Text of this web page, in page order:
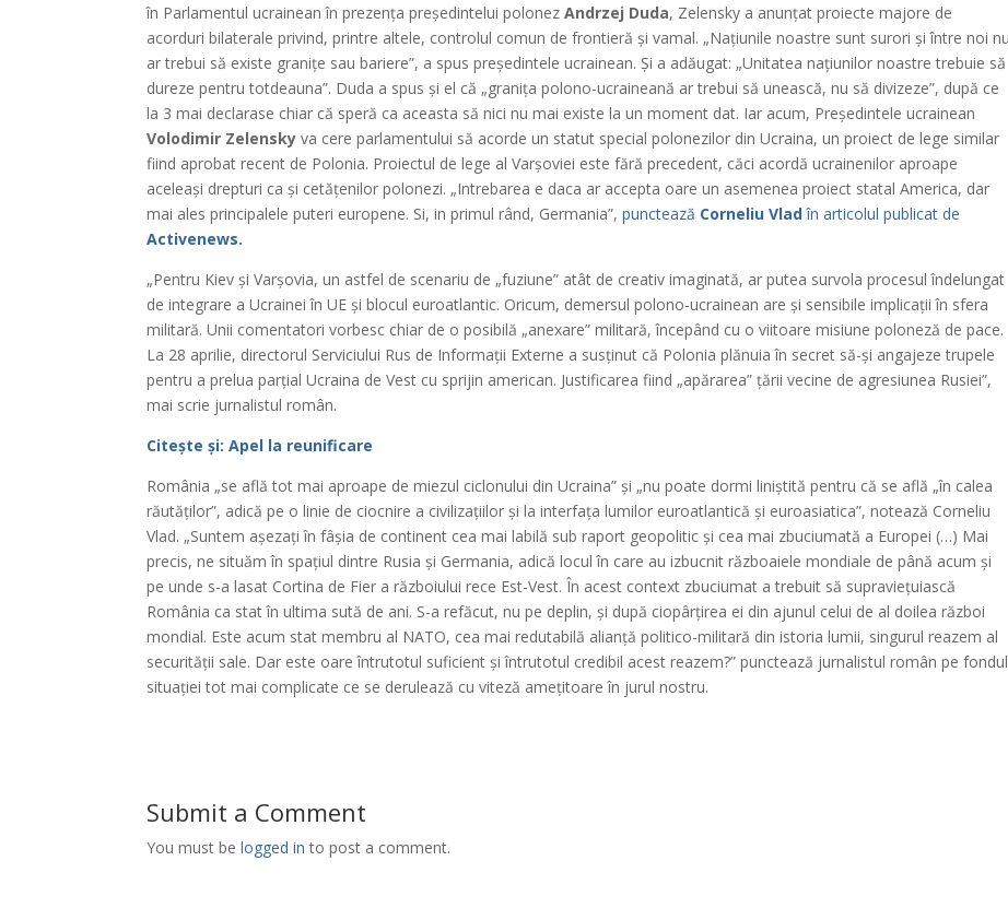
în Parlamentul ucrainean în prezența președintelui polonezAndrzej Duda, Zelensky a anunțat proiecte majore de
acorduri bilaterale privind, printre altele, controlul comun de frontieră și vamal. „Națiunile noastre sunt surori și între noi nu
ar trebui să existe granițe sau bariere”, a spus președintele ucrainean. Și a adăugat: „Unitatea națiunilor noastre trebuie să
dureze pentru totdeauna”. Duda a spus și el că „granița polono-ucraineană ar trebui să unească, nu să divizeze”, după ce
la 3 mai declarase chiar că speră ca aceasta să nici nu mai existe la un moment dat. Iar acum, Președintele ucrainean
Volodimir Zelensky va cere parlamentului să acorde un statut special polonezilor din Ucraina, un proiect de lege similar
fiind aprobat recent de Polonia. Proiectul de lege al Varșoviei este fără precedent, căci acordă ucrainenilor aproape
aceleași drepturi ca și cetățenilor polonezi. „Intrebarea e daca ar accepta oare un asemenea proiect statal America, dar
mai ales principalele puteri europene. Si, in primul rând, Germania”,punctează Corneliu Vladîn articolul publicat de
Activenews.
„Pentru Kiev și Varșovia, un astfel de scenariu de „fuziune” atât de creativ imaginată, ar putea survola procesul îndelungat
de integrare a Ucrainei în UE și blocul euroatlantic. Oricum, demersul polono-ucrainean are și sensibile implicații în sfera
militară. Unii comentatori vorbesc chiar de o posibilă „anexare” militară, începând cu o viitoare misiune poloneză de pace.
La 28 aprilie, directorul Serviciului Rus de Informații Externe a susținut că Polonia plănuia în secret să-și angajeze trupele
pentru a prelua parțial Ucraina de Vest cu sprijin american. Justificarea fiind „apărarea” țării vecine de agresiunea Rusiei”,
mai scrie jurnalistul român.
Citește și: Apel la reunificare
România „se află tot mai aproape de miezul ciclonului din Ucraina” și „nu poate dormi liniștită pentru că se află „în calea
răutăților”, adică pe o linie de ciocnire a civilizațiilor și la interfața lumilor euroatlantică și euroasiatica”, notează Corneliu
Vlad. „Suntem așezați în fâșia de continent cea mai labilă sub raport geopolitic și cea mai zbuciumată a Europei (…) Mai
precis, ne situăm în spațiul dintre Rusia și Germania, adică locul în care au izbucnit războaiele mondiale de până acum și
pe unde s-a lasat Cortina de Fier a războiului rece Est-Vest. În acest context zbuciumat a trebuit să supraviețuiască
România ca stat în ultima sută de ani. S-a refăcut, nu pe deplin, și după ciopârțirea ei din ajunul celui de al doilea război
mondial. Este acum stat membru al NATO, cea mai redutabilă alianță politico-militară din istoria lumii, singurul reazem al
securității sale. Dar este oare întrutotul suficient și întrutotul credibil acest reazem?” punctează jurnalistul român pe fondul
situației tot mai complicate ce se derulează cu viteză amețitoare în jurul nostru.
Submit a Comment
You must belogged in to post a comment.